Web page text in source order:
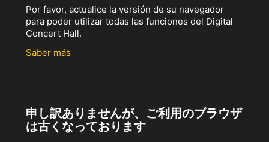
Por favor, actualice la versión de su navegador
para poder utilizar todas las funciones del Digital
Concert Hall.
Saber más
申し訳ありませんが、ご利用のブラウザ
は古くなっております